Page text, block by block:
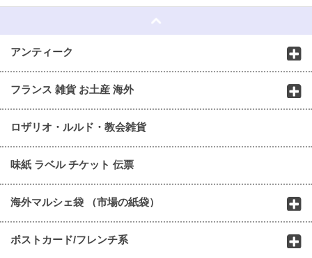
アンティーク
フランス 雑貨 お土産 海外
ロザリオ・ルルド・教会雑貨
味紙 ラベル チケット 伝票
海外マルシェ袋 （市場の紙袋）
ポストカード/フレンチ系